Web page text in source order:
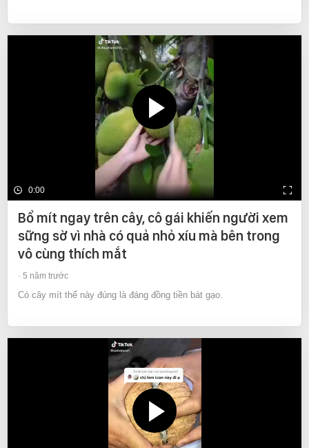
0:00
Bổ mít ngay trên cây, cô gái khiến người xem
sững sờ vì nhà có quả nhỏ xíu mà bên trong
vô cùng thích mắt
5 năm trước
Có cây mít thế này đúng là đáng đồng tiền bát gạo.